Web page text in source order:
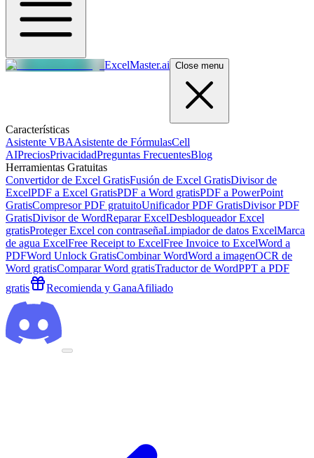
ExcelMaster.ai Close menu
Características
Asistente VBAAsistente de FórmulasCell
AIPreciosPrivacidadPreguntas FrecuentesBlog
Herramientas Gratuitas
Convertidor de Excel GratisFusión de Excel GratisDivisor de
ExcelPDF a Excel GratisPDF a Word gratisPDF a PowerPoint
GratisCompresor PDF gratuitoUnificador PDF GratisDivisor PDF
GratisDivisor de WordReparar ExcelDesbloqueador Excel
gratisProteger Excel con contraseñaLimpiador de datos ExcelMarca
de agua ExcelFree Receipt to ExcelFree Invoice to ExcelWord a
PDFWord Unlock GratisCombinar WordWord a imagenOCR de
Word gratisComparar Word gratisTraductor de WordPPT a PDF
gratis
Recomienda y GanaAfiliado